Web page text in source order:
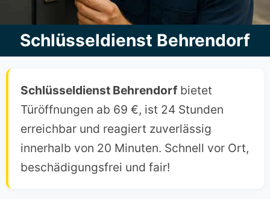
Schlüsseldienst Behrendorf
Schlüsseldienst Behrendorf bietet
Türöffnungen ab 69 €, ist 24 Stunden
erreichbar und reagiert zuverlässig
innerhalb von 20 Minuten. Schnell vor Ort,
beschädigungsfrei und fair!